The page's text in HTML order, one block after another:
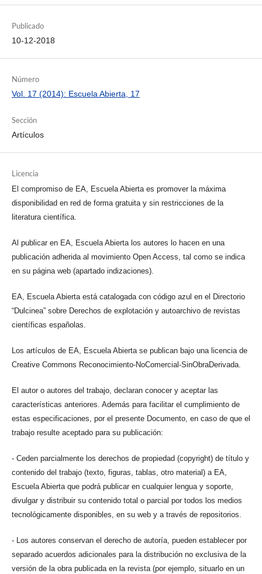
Publicado
10-12-2018
Número
Vol. 17 (2014): Escuela Abierta, 17
Sección
Artículos
Licencia
El compromiso de EA, Escuela Abierta es promover la máxima
disponibilidad en red de forma gratuita y sin restricciones de la
literatura científica.
Al publicar en EA, Escuela Abierta los autores lo hacen en una
publicación adherida al movimiento Open Access, tal como se indica
en su página web (apartado indizaciones).
EA, Escuela Abierta está catalogada con código azul en el Directorio
“Dulcinea” sobre Derechos de explotación y autoarchivo de revistas
científicas españolas.
Los artículos de EA, Escuela Abierta se publican bajo una licencia de
Creative Commons Reconocimiento-NoComercial-SinObraDerivada.
El autor o autores del trabajo, declaran conocer y aceptar las
características anteriores. Además para facilitar el cumplimiento de
estas especificaciones, por el presente Documento, en caso de que el
trabajo resulte aceptado para su publicación:
- Ceden parcialmente los derechos de propiedad (copyright) de título y
contenido del trabajo (texto, figuras, tablas, otro material) a EA,
Escuela Abierta que podrá publicar en cualquier lengua y soporte,
divulgar y distribuir su contenido total o parcial por todos los medios
tecnológicamente disponibles, en su web y a través de repositorios.
- Los autores conservan el derecho de autoría, pueden establecer por
separado acuerdos adicionales para la distribución no exclusiva de la
versión de la obra publicada en la revista (por ejemplo, situarlo en un